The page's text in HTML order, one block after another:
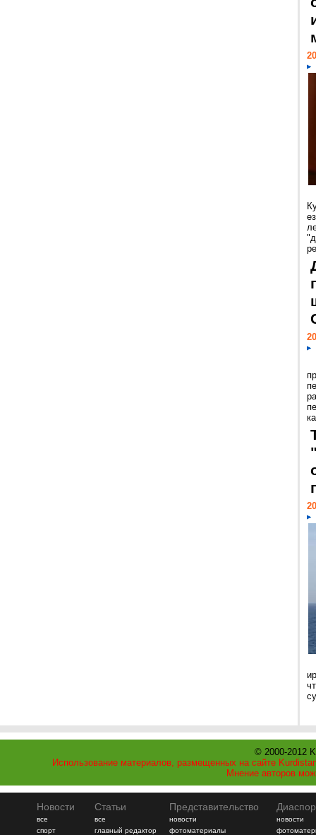
© 2000-2012
Использование материалов, размещенных на сайте
Мнение авторов
Новости
все
спорт
Статьи
все
главный редактор
Представительство
новости
фотоматериалы
новости